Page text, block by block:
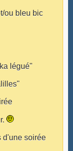
ou bleu bic
légué"
d'une soirée